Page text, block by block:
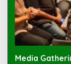
Media